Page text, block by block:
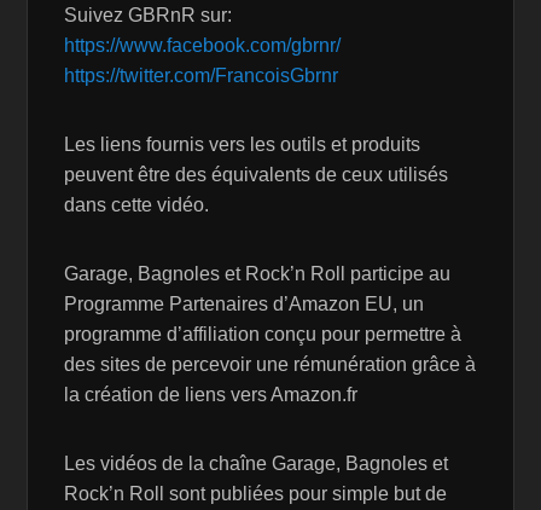
Suivez GBRnR sur:
https://www.facebook.com/gbrnr/
https://twitter.com/FrancoisGbrnr
Les liens fournis vers les outils et produits
peuvent être des équivalents de ceux utilisés
dans cette vidéo.
Garage, Bagnoles et Rock’n Roll participe au
Programme Partenaires d’Amazon EU, un
programme d’affiliation conçu pour permettre à
des sites de percevoir une rémunération grâce à
la création de liens vers Amazon.fr
Les vidéos de la chaîne Garage, Bagnoles et
Rock’n Roll sont publiées pour simple but de